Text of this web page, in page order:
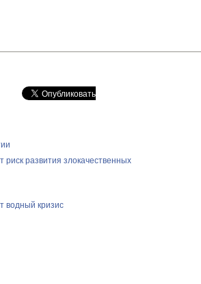
развития злокачественных
водный кризис